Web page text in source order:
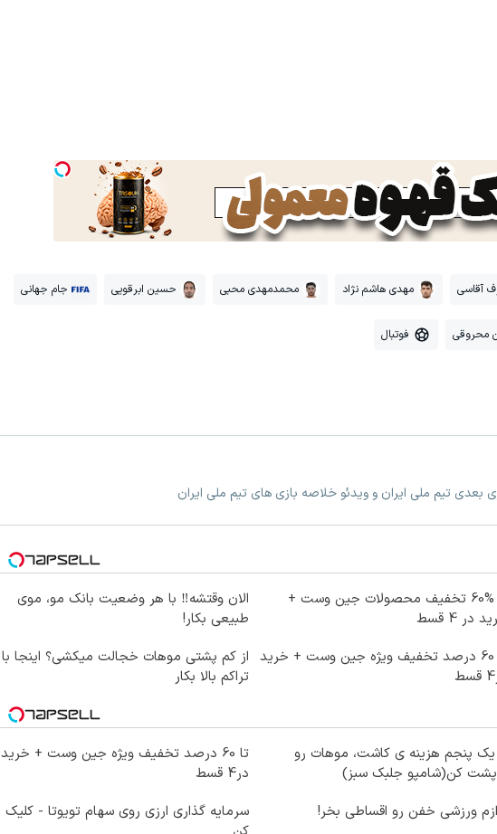
آقاسی مهدی هاشم نژاد محمدمهدی محبی حسین ابرقویی جام جهانی
محروقی فوتبال
بعدی تیم ملی ایران و ویدئو خلاصه بازی های تیم ملی ایران
تا %60 تخفیف محصولات جین وست +
در 4 قسط
الان وقتشه‼️ با هر وضعیت بانک مو، موی
طبیعی بکار!
تا 60 درصد تخفیف ویژه جین وست + خرید از کم پشتی موهات خجالت میکشی؟ اینجا با
تراکم بالا بکار
یک پنجم هزینه ی کاشت، موهات رو
کن(شامپو جلبک سبز)
تا 60 درصد تخفیف ویژه جین وست + خرید
در4 قسط
ورزشی خفن رو اقساطی بخر!
سرمایه گذاری ارزی روی سهام تویوتا - کلیک